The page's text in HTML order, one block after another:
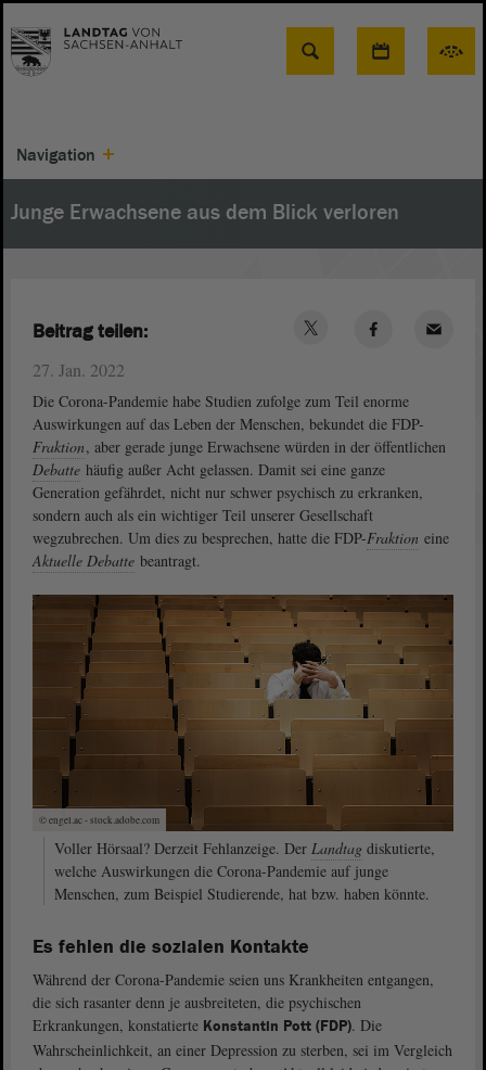
Suche
Navigation
Junge Erwachsene aus dem Blick verloren
27. Jan. 2022
Die Corona-Pandemie habe Studien zufolge zum Teil enorme
Auswirkungen auf das Leben der Menschen, bekundet die FDP-
Fraktion, aber gerade junge Erwachsene würden in der öffentlichen
Debatte häufig außer Acht gelassen. Damit sei eine ganze
Generation gefährdet, nicht nur schwer psychisch zu erkranken,
sondern auch als ein wichtiger Teil unserer Gesellschaft
wegzubrechen. Um dies zu besprechen, hatte die FDP-Fraktion eine
Aktuelle Debatte beantragt.
© engel.ac - stock.adobe.com
Voller Hörsaal? Derzeit Fehlanzeige. Der Landtag diskutierte,
welche Auswirkungen die Corona-Pandemie auf junge
Menschen, zum Beispiel Studierende, hat bzw. haben könnte.
Es fehlen die sozialen Kontakte
Während der Corona-Pandemie seien uns Krankheiten entgangen,
die sich rasanter denn je ausbreiteten, die psychischen
Erkrankungen, konstatierte Konstantin Pott (FDP). Die
Wahrscheinlichkeit, an einer Depression zu sterben, sei im Vergleich
Beitrag teilen: